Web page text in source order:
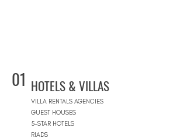
01 HOTELS & VILLAS
VILLA RENTALS AGENCIES
GUEST HOUSES
5-STAR HOTELS
RIADS